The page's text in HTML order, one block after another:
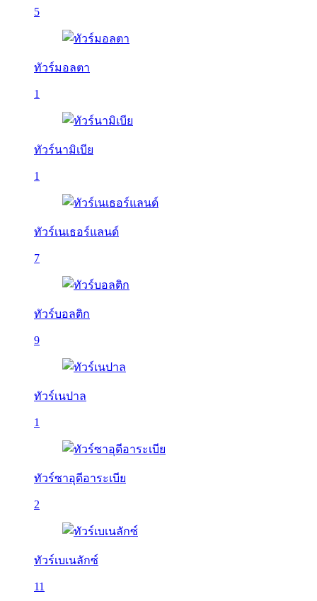
5
ทัวร์มอลตา
1
ทัวร์นามิเบีย
1
ทัวร์เนเธอร์แลนด์
7
ทัวร์บอลติก
9
ทัวร์เนปาล
1
ทัวร์ซาอุดีอาระเบีย
2
ทัวร์เบเนลักซ์
11